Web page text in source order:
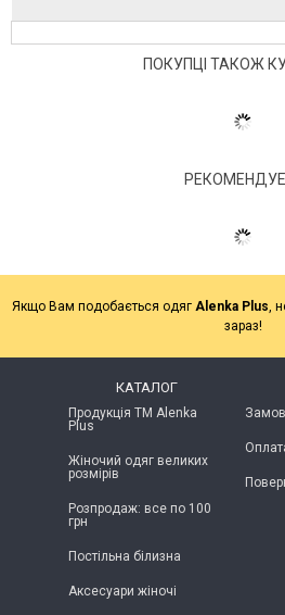
ПОКУПЦІ ТАКОЖ
Якщо Вам подобається одяг Alenka Plus ,
зараз!
КАТАЛОГ
Продукція ТМ Alenka
Plus
Жіночий одяг великих
розмірів
Розпродаж: все по 100
грн
Постільна білизна
Аксесуари жіночі